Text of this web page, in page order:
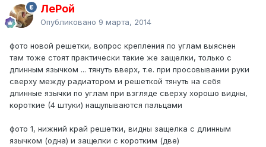
ЛеРой
Опубликовано 9 марта, 2014
фото новой решетки, вопрос крепления по углам выяснен
там тоже стоят практически такие же защелки, только с
длинным язычком ... тянуть вверх, т.е. при просовывании руки
сверху между радиатором и решеткой тянуть на себя
длинные язычки по углам при взгляде сверху хорошо видны,
короткие (4 штуки) нащупываются пальцами
фото 1, нижний край решетки, видны защелка с длинным
язычком (одна) и защелки с коротким (две)